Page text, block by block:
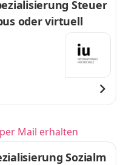
Steuer
oder virtuell
Mail erhalten
Sozialm